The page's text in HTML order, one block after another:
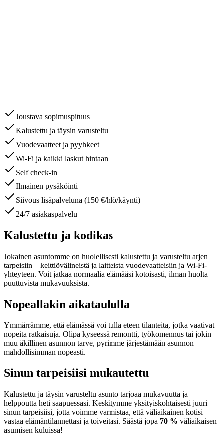
Joustava sopimuspituus
Kalustettu ja täysin varusteltu
Vuodevaatteet ja pyyhkeet
Wi-Fi ja kaikki laskut hintaan
Self check-in
Ilmainen pysäköinti
Siivous lisäpalveluna (150 €/hlö/käynti)
24/7 asiakaspalvelu
Kalustettu ja kodikas
Jokainen asuntomme on huolellisesti kalustettu ja varusteltu arjen
tarpeisiin – keittiövälineistä ja laitteista vuodevaatteisiin ja Wi-Fi-
yhteyteen. Voit jatkaa normaalia elämääsi kotoisasti, ilman huolta
puuttuvista mukavuuksista.
Nopeallakin aikataululla
Ymmärrämme, että elämässä voi tulla eteen tilanteita, jotka vaativat
nopeita ratkaisuja. Olipa kyseessä remontti, työkomennus tai jokin
muu äkillinen asunnon tarve, pyrimme järjestämään asunnon
mahdollisimman nopeasti.
Sinun tarpeisiisi mukautettu
Kalustettu ja täysin varusteltu asunto tarjoaa mukavuutta ja
helppoutta heti saapuessasi. Keskitymme yksityiskohtaisesti juuri
sinun tarpeisiisi, jotta voimme varmistaa, että väliaikainen kotisi
vastaa elämäntilannettasi ja toiveitasi. Säästä jopa 70 % väliaikaisen
asumisen kuluissa!